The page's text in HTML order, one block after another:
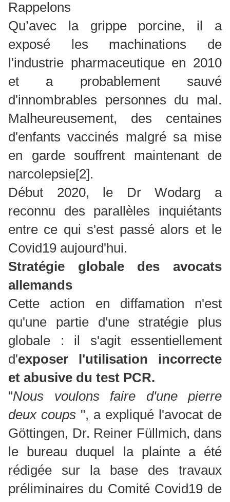
Rappelons
Qu’avec la grippe porcine, il a
exposé les machinations de
l'industrie pharmaceutique en 2010
et a probablement sauvé
d'innombrables personnes du mal.
Malheureusement, des centaines
d'enfants vaccinés malgré sa mise
en garde souffrent maintenant de
narcolepsie[2].
Début 2020, le Dr Wodarg a
reconnu des parallèles inquiétants
entre ce qui s'est passé alors et le
Covid19 aujourd'hui.
Stratégie globale des avocats
allemands
Cette action en diffamation n'est
qu'une partie d'une stratégie plus
globale : il s'agit essentiellement
d'exposer l'utilisation incorrecte
et abusive du test PCR.
"Nous voulons faire d'une pierre
deux coups ", a expliqué l'avocat de
Göttingen, Dr. Reiner Füllmich, dans
le bureau duquel la plainte a été
rédigée sur la base des travaux
préliminaires du Comité Covid19 de